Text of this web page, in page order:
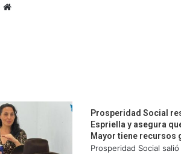
Sitio
Prosperidad Social
Espriella y asegura
Mayor tiene recursos
Prosperidad Social